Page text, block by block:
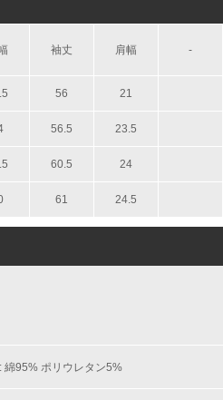
袖丈 肩幅 -
56 21
56.5 23.5
60.5 24
61 24.5
綿95% ポリウレタン5%